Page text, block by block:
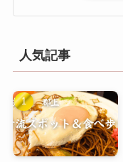
人気記事